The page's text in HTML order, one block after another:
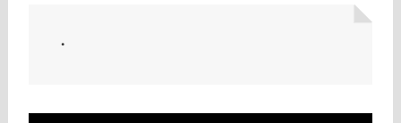
・